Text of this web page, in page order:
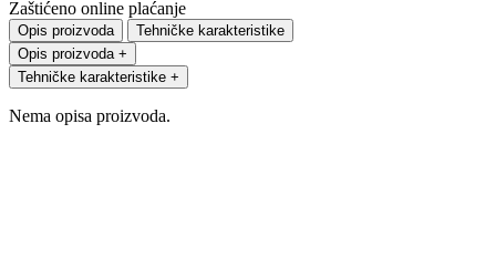
Zaštićeno online plaćanje
Opis proizvoda
Tehničke karakteristike
Opis proizvoda +
Tehničke karakteristike +
Nema opisa proizvoda.